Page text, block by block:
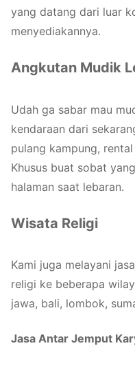
yang datang dari luar
menyediakannya.
Angkutan Mudik
Udah ga sabar mau
kendaraan dari
pulang kampung,
Khusus buat sobat
halaman saat lebaran.
Wisata Religi
Kami juga melayani
religi ke beberapa
jawa, bali, lombok,
Jasa Antar Jemput